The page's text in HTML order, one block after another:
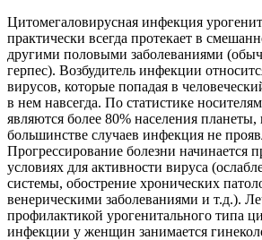
Цитомегаловирусная инфекция
практически всегда протекает в
другими половыми заболеваниями
герпес). Возбудитель инфекции
вирусов, которые попадая в
в нем навсегда. По статистике
являются более 80% населения
большинстве случаев инфекция не
Прогрессирование болезни начинается
условиях для активности вируса
системы, обострение хронических
венерическими заболеваниями и т.д.).
профилактикой урогенитального типа
инфекции у женщин занимается